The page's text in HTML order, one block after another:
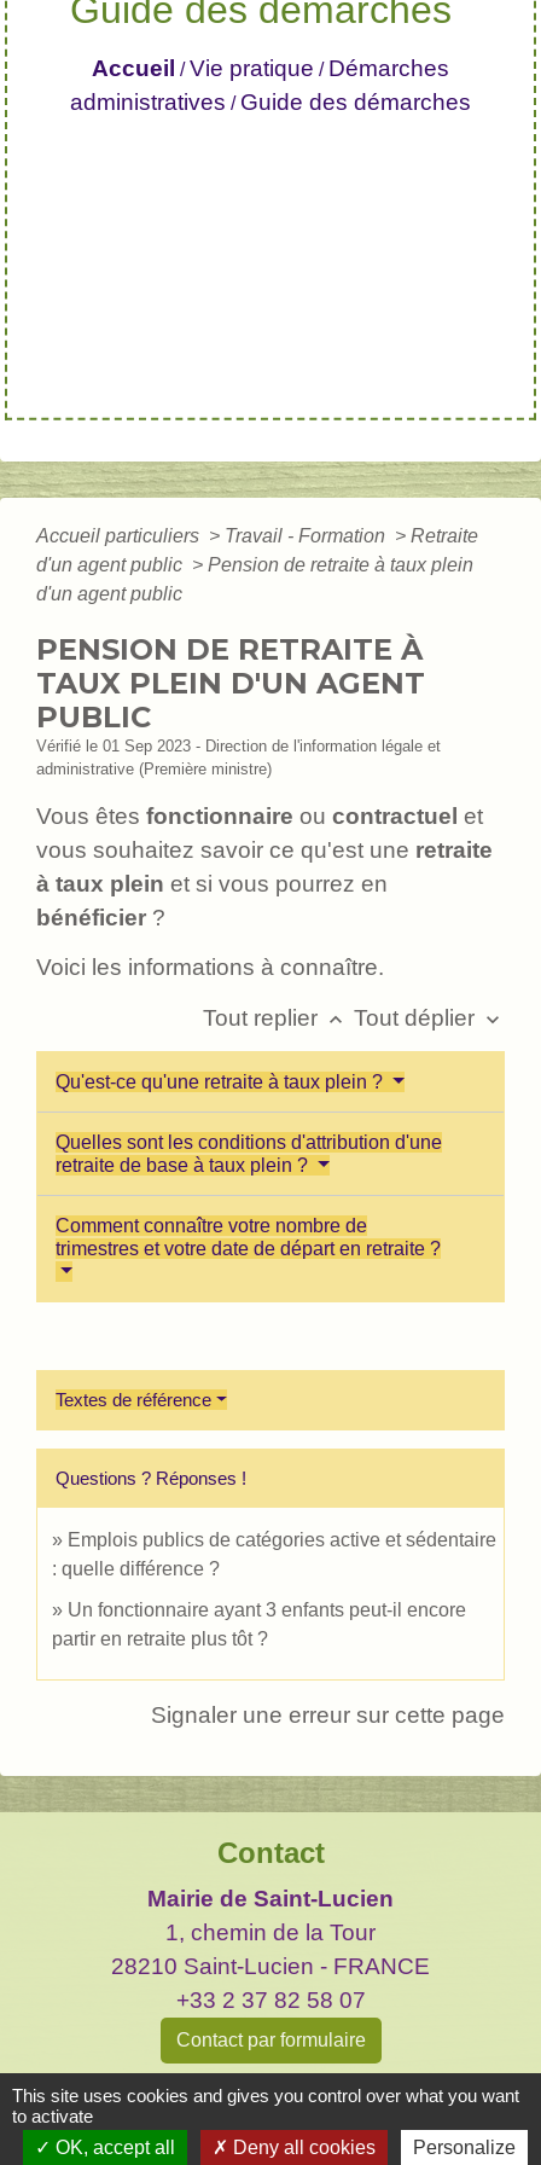
Guide des démarches
Accueil /Vie pratique / Démarches
administratives / Guide des démarches
Accueil particuliers > Travail - Formation > Retraite
d'un agent public > Pension de retraite à taux plein
d'un agent public
PENSION DE RETRAITE À
TAUX PLEIN D'UN AGENT
PUBLIC
Vérifié le 01 Sep 2023 - Direction de l'information légale et
administrative (Première ministre)
Vous êtes fonctionnaire ou contractuel et
vous souhaitez savoir ce qu'est une retraite
à taux plein et si vous pourrez en
bénéficier ?
Voici les informations à connaître.
Tout replier keyboard_arrow_up Tout déplier keyboard_arrow_down
Qu'est-ce qu'une retraite à taux plein ?
Quelles sont les conditions d'attribution d'une
retraite de base à taux plein ?
Comment connaître votre nombre de
trimestres et votre date de départ en retraite ?
Textes de référence
Questions ? Réponses !
Emplois publics de catégories active et sédentaire
: quelle différence ?
Un fonctionnaire ayant 3 enfants peut-il encore
partir en retraite plus tôt ?
Signaler une erreur sur cette page
Contact
Mairie de Saint-Lucien
1, chemin de la Tour
28210 Saint-Lucien - FRANCE
+33 2 37 82 58 07
Contact par formulaire
This site uses cookies and gives you control over what you want
to activate
OK, accept all
Deny all cookies Personalize